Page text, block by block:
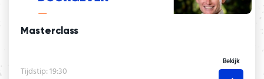
Masterclass
Tijdstip: 19:30
Bekijk